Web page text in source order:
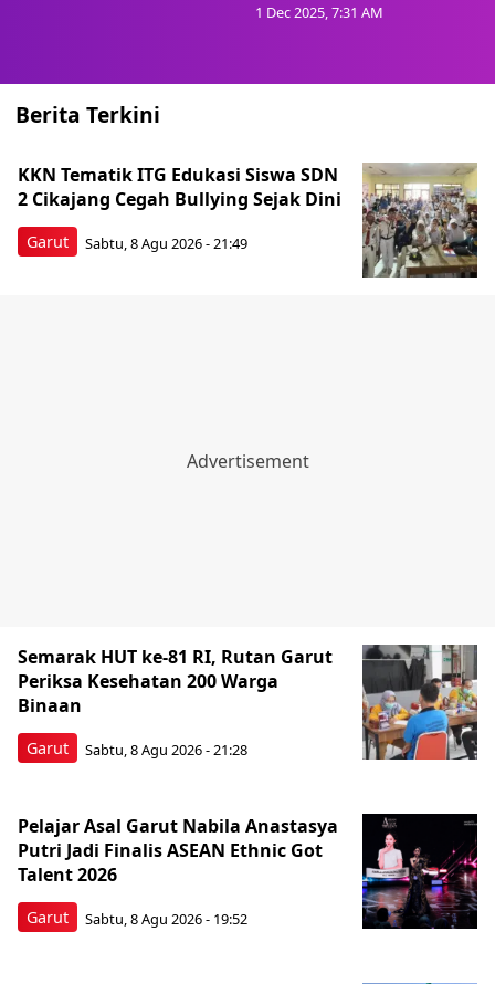
1 Dec 2025, 7:31 AM
Berita Terkini
Garut
KKN Tematik ITG Edukasi Siswa SDN
2 Cikajang Cegah Bullying Sejak Dini
Sabtu, 8 Agu 2026 - 21:49
Garut
Semarak HUT ke-81 RI, Rutan Garut
Periksa Kesehatan 200 Warga
Binaan
Sabtu, 8 Agu 2026 - 21:28
Garut
Pelajar Asal Garut Nabila Anastasya
Putri Jadi Finalis ASEAN Ethnic Got
Talent 2026
Sabtu, 8 Agu 2026 - 19:52